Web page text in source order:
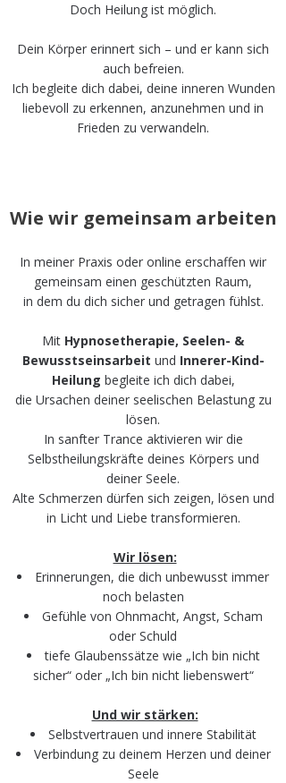
Doch Heilung ist möglich.
Dein Körper erinnert sich – und er kann sich
auch befreien.
Ich begleite dich dabei, deine inneren Wunden
liebevoll zu erkennen, anzunehmen und in
Frieden zu verwandeln.
Wie wir gemeinsam arbeiten
In meiner Praxis oder online erschaffen wir
gemeinsam einen geschützten Raum,
in dem du dich sicher und getragen fühlst.
Mit Hypnosetherapie, Seelen- &
Bewusstseinsarbeit und Innerer-Kind-
Heilung begleite ich dich dabei,
die Ursachen deiner seelischen Belastung zu
lösen.
In sanfter Trance aktivieren wir die
Selbstheilungskräfte deines Körpers und
deiner Seele.
Alte Schmerzen dürfen sich zeigen, lösen und
in Licht und Liebe transformieren.
Wir lösen:​
Erinnerungen, die dich unbewusst immer
noch belasten
Gefühle von Ohnmacht, Angst, Scham
oder Schuld
tiefe Glaubenssätze wie „Ich bin nicht
sicher“ oder „Ich bin nicht liebenswert“
Und wir stärken:​
Selbstvertrauen und innere Stabilität
Verbindung zu deinem Herzen und deiner
Seele